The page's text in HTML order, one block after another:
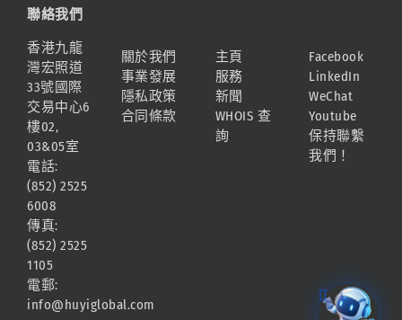
聯絡我們
香港九龍
灣宏照道
33號國際
交易中心6
樓02,
03&05室
電話:
(852) 2525
6008
傳真:
(852) 2525
1105
電郵:
info@huyiglobal.com
關於我們
事業發展
隱私政策
合同條款
主頁
服務
新聞
WHOIS 查
詢
Facebook
LinkedIn
WeChat
Youtube
保持聯繫
我們！